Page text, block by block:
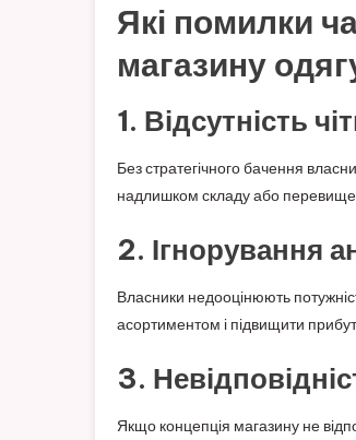
Які помилки
магазину
1. Відсутність
Без стратегічного бачення
надлишком складу або
2. Ігнорування
Власники недооцінюють
асортиментом і підвищити
3.
Якщо концепція магазину не